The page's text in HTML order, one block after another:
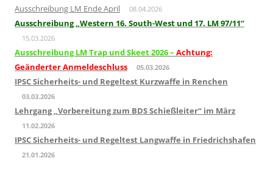
Ausschreibung LM Ende April 08.04.2026
Ausschreibung „Western 16. South-West und 17. LM 97/11“
15.03.2026
Ausschreibung LM Trap und Skeet 2026 – Achtung:
Geänderter Anmeldeschluss
05.03.2026
IPSC Sicherheits- und Regeltest Kurzwaffe in Renchen
03.03.2026
Lehrgang „Vorbereitung zum BDS Schießleiter“ im März
11.02.2026
IPSC Sicherheits- und Regeltest Langwaffe in Friedrichshafen
21.01.2026